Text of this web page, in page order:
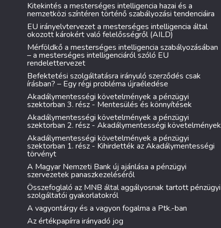
Kitekintés a mesterséges intelligencia hazai és a
nemzetközi színtéren történő szabályozási tendenciáira
EU irányelvtervezet a mesterséges intelligencia által
okozott károkért való felelősségről (AILD)
Mérföldkő a mesterséges intelligencia szabályozásában
– a mesterséges intelligenciáról szóló EU
rendelettervezet
Befektetési szolgáltatásra irányuló szerződés csak
írásban? – Egy régi probléma újraéledése
Akadálymentességi követelmények a pénzügyi
szektorban 3. rész - Mentesülés és könnyítések
Akadálymentességi követelmények a pénzügyi
szektorban 2. rész - Akadálymentességi követelmények
Akadálymentességi követelmények a pénzügyi
szektorban 1. rész - Kihirdették az Akadálymentességi
törvényt
A Magyar Nemzeti Bank új ajánlása a pénzügyi
szervezetek panaszkezeléséről
Összefoglaló az MNB által aggályosnak tartott pénzügyi
szolgáltatói gyakorlatokról
A vagyontárgy és a vagyon fogalma a Ptk.-ban
Az értékpapírra irányadó jog